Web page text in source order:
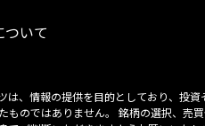
いて
は、情報の提供を目的としており、投資
ものではありません。 銘柄の選択、売